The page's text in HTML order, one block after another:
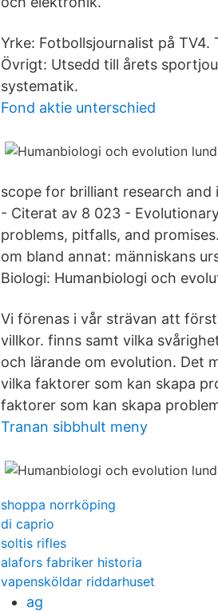
Yrke: Fotbollsjournalist på
Övrigt: Utsedd till årets
systematik.
Fond aktie unterschied
scope for brilliant research
- ‪‪Citerat av 8 023‬‬ -
problems, pitfalls, and
om bland annat: människans
Biologi: Humanbiologi och
Vi förenas i vår strävan att
villkor. finns samt vilka
och lärande om evolution. Det
vilka faktorer som kan skapa
faktorer som kan skapa
Tranan sibbhult meny
shoppa norrköping
di caprio
soltis rifles
alafors fabriker historia
vapensköldar riddarhuset
ag